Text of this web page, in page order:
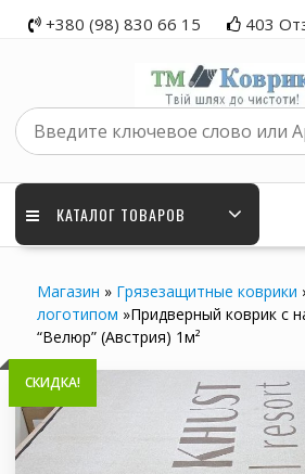
+380 (98) 830 66 15 403
КАТАЛОГ ТОВАРОВ
Магазин » Грязезащитные коврики
логотипом »Придверный коврик с
“Велюр” (Австрия) 1м²
СКИДКА!